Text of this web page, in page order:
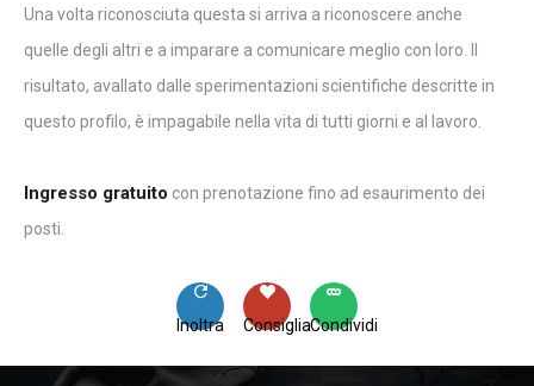
Una volta riconosciuta questa si arriva a riconoscere anche
quelle degli altri e a imparare a comunicare meglio con loro. Il
risultato, avallato dalle sperimentazioni scientifiche descritte in
questo profilo, è impagabile nella vita di tutti giorni e al lavoro.
Ingresso gratuito con prenotazione fino ad esaurimento dei
posti.
Condividi
Consiglia
Inoltra